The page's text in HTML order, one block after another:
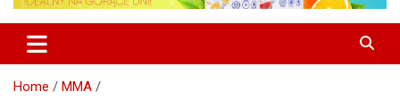
Home
MMA